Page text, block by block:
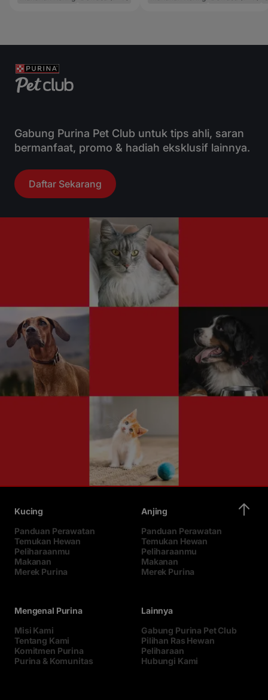
Gabung Purina Pet Club untuk tips ahli, saran
bermanfaat, promo & hadiah eksklusif lainnya.
Daftar Sekarang
Kucing
Panduan Perawatan
Temukan Hewan
Peliharaanmu
Makanan
Merek Purina
Anjing
Panduan Perawatan
Temukan Hewan
Peliharaanmu
Makanan
Merek Purina
Mengenal Purina
Misi Kami
Tentang Kami
Komitmen Purina
Purina & Komunitas
Lainnya
Gabung Purina Pet Club
Pilihan Ras Hewan
Peliharaan
Hubungi Kami